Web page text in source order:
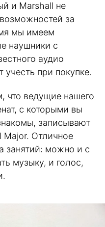
и Marshall не
за
мы имеем
наушники с
аудио
при покупке.
что ведущие нашего
с которыми вы
записывают
Отличное
занятий: можно и с
музыку, и голос,